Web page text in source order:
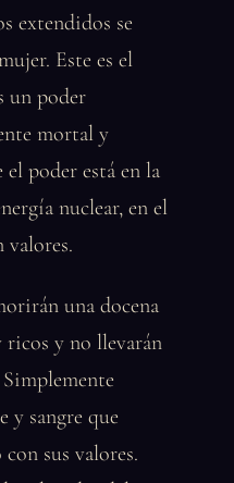
extendidos se
Este es el
un poder
mortal y
el poder está en la
nuclear, en el
valores.
una docena
ricos y no llevarán
y sangre que
sus valores.